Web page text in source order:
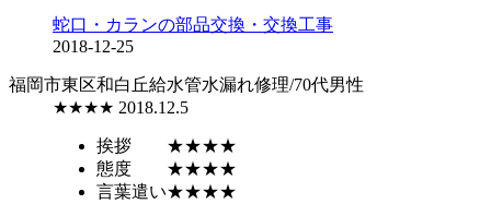
蛇口・カランの部品交換・交換工事
2018-12-25
福岡市東区和白丘給水管水漏れ修理/70代男性
★★★★ 2018.12.5
挨拶 ★★★★
態度 ★★★★
言葉遣い★★★★